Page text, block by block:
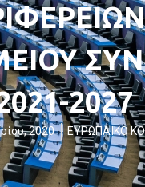
2027
2020 ΕΥΡΩΠΑΪΚΟ